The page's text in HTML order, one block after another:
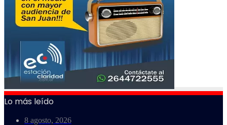
Lo más leído
8 agosto, 2026